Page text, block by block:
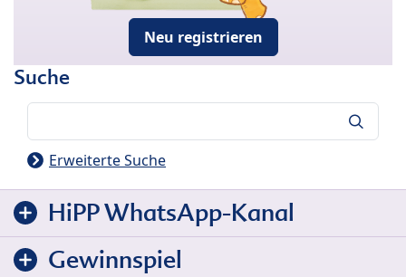
Neu registrieren
Suche
Erweiterte Suche
HiPP WhatsApp-Kanal
Gewinnspiel